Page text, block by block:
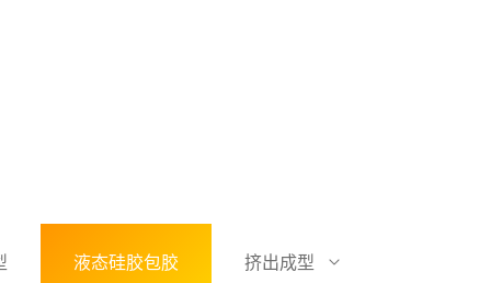
液态硅胶包胶 挤出成型